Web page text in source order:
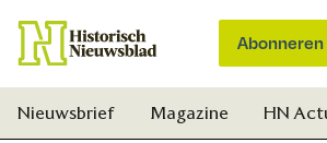
Abonneren
Nieuwsbrief Magazine HN